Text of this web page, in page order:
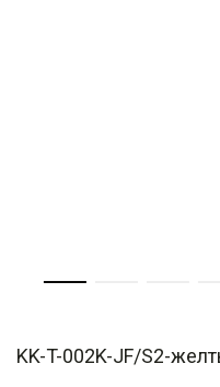
KK-T-002K-JF/S2-